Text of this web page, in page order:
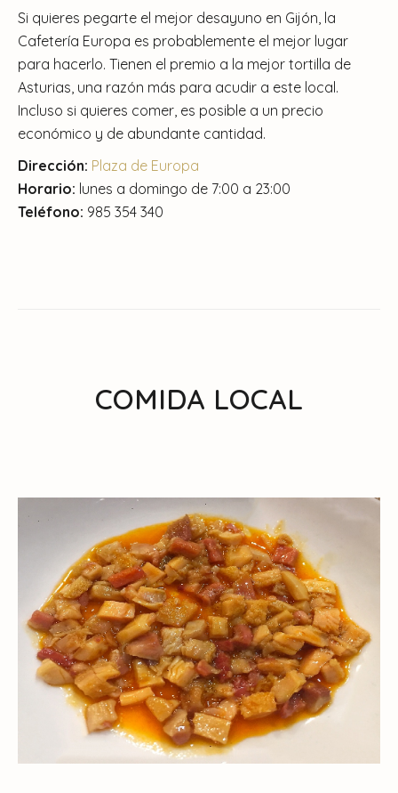
Si quieres pegarte el mejor desayuno en Gijón, la
Cafetería Europa es probablemente el mejor lugar
para hacerlo. Tienen el premio a la mejor tortilla de
Asturias, una razón más para acudir a este local.
Incluso si quieres comer, es posible a un precio
económico y de abundante cantidad.
Dirección: Plaza de Europa
Horario: lunes a domingo de 7:00 a 23:00
Teléfono: 985 354 340
COMIDA LOCAL